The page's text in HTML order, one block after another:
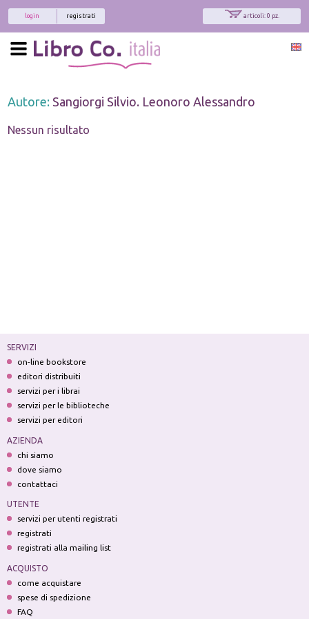
articoli: 0 pz.
registrati
login
Autore: Sangiorgi Silvio. Leonoro Alessandro
Nessun risultato
SERVIZI
on-line bookstore
editori distribuiti
servizi per i librai
servizi per le biblioteche
servizi per editori
AZIENDA
chi siamo
dove siamo
contattaci
UTENTE
servizi per utenti registrati
registrati
registrati alla mailing list
ACQUISTO
come acquistare
spese di spedizione
FAQ